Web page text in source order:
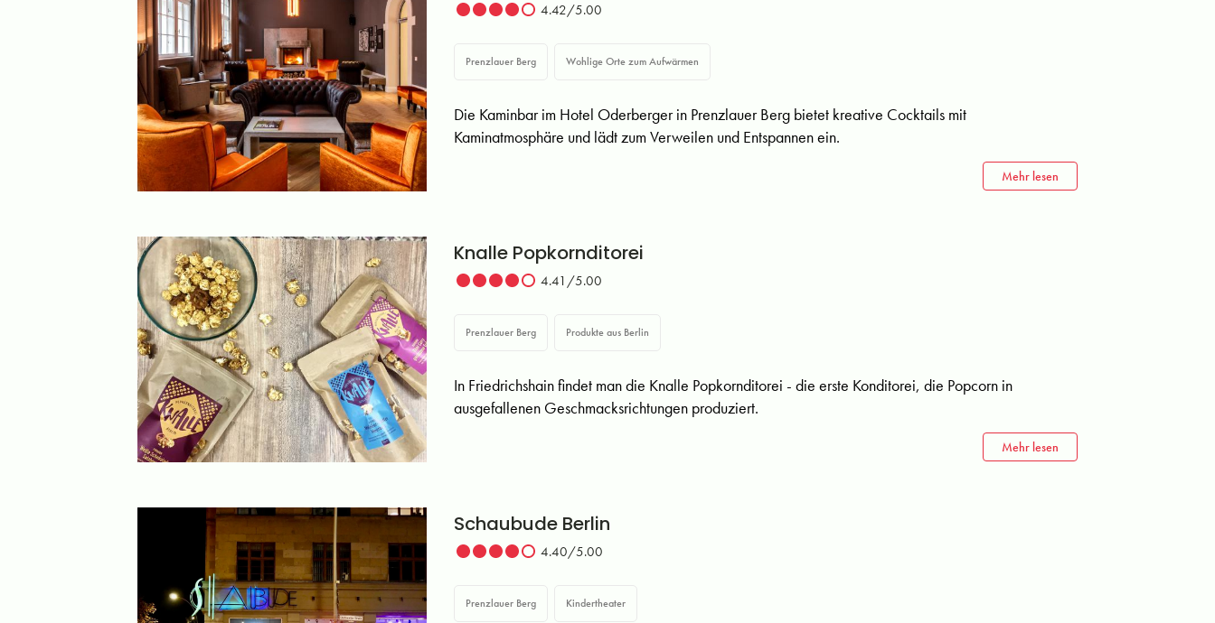
4.42/5.00
Prenzlauer Berg Wohlige Orte zum Aufwärmen
Die Kaminbar im Hotel Oderberger in Prenzlauer Berg bietet kreative Cocktails mit
Kaminatmosphäre und lädt zum Verweilen und Entspannen ein.
Mehr lesen
Knalle Popkornditorei
4.41/5.00
Prenzlauer Berg Produkte aus Berlin
In Friedrichshain findet man die Knalle Popkornditorei - die erste Konditorei, die Popcorn in
ausgefallenen Geschmacksrichtungen produziert.
Mehr lesen
Schaubude Berlin
4.40/5.00
Prenzlauer Berg Kindertheater